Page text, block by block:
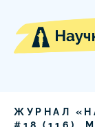
ЖУРНАЛ